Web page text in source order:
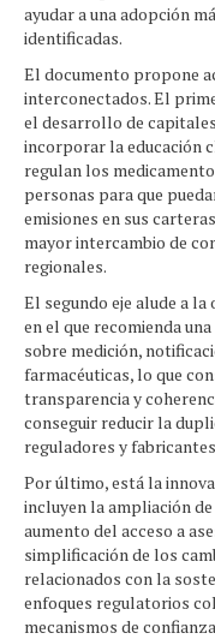
ayudar a una adopción
identificadas.
El documento propone
interconectados. El
el desarrollo de
incorporar la educación
regulan los
personas para que
emisiones en sus
mayor intercambio de
regionales.
El segundo eje alude a
en el que recomienda
sobre medición,
farmacéuticas, lo que
transparencia y
conseguir reducir la
reguladores y
Por último, está la
incluyen la ampliación
aumento del acceso a
simplificación de los
relacionados con la
enfoques regulatorios
mecanismos de